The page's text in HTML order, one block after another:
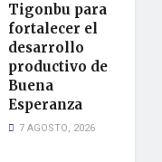
Tigonbu para
fortalecer el
desarrollo
productivo de
Buena
Esperanza
7 AGOSTO, 2026